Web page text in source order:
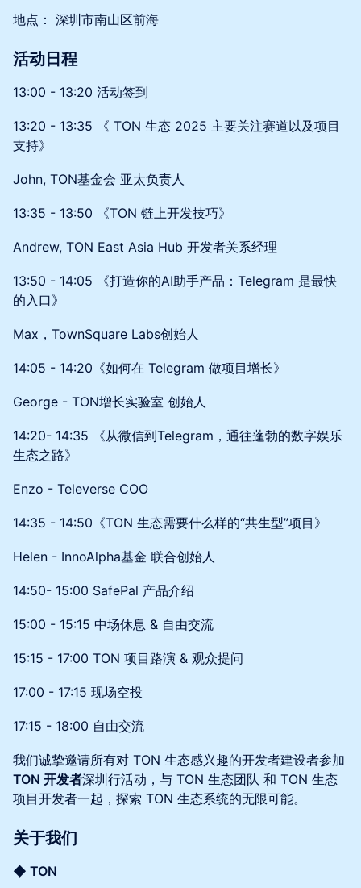
地点： 深圳市南山区前海
活动日程
​13:00 - 13:20 活动签到
​13:20 - 13:35 《 TON 生态 2025 主要关注赛道以及项目
支持》
​John, TON基金会 亚太负责人
​13:35 - 13:50 《TON 链上开发技巧》
​Andrew, TON East Asia Hub 开发者关系经理
​13:50 - 14:05 《打造你的AI助手产品：Telegram 是最快
的入口》
Max，TownSquare Labs创始人
14:05 - 14:20《如何在 Telegram 做项目增长》
​George - TON增长实验室 创始人
​14:20- 14:35 《从微信到Telegram，通往蓬勃的数字娱乐
生态之路》
Enzo - Televerse COO
14:35 - 14:50《TON 生态需要什么样的“共生型”项目》
​Helen - InnoAlpha基金 联合创始人
​14:50- 15:00 SafePal 产品介绍
15:00 - 15:15 中场休息 & 自由交流
​15:15 - 17:00 TON 项目路演 & 观众提问
​17:00 - 17:15 现场空投
​17:15 - 18:00 自由交流
我们诚挚邀请所有对 TON 生态感兴趣的开发者建设者参加
TON 开发者深圳行活动，与 TON 生态团队 和 TON 生态
项目开发者一起，探索 TON 生态系统的无限可能。
关于我们
◆ TON